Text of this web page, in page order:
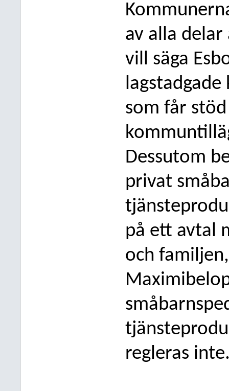
av alla
vill säga Es
som får
Dessutom
privat
på ett avtal
och
regleras